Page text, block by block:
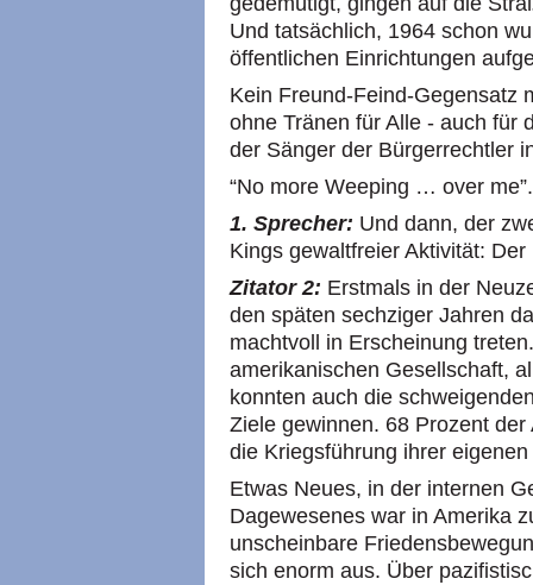
Und tatsächlich, 1964 schon
öffentlichen Einrichtungen
Kein Freund-Feind-Gegensatz
ohne Tränen für Alle - auch für
der Sänger der Bürgerrechtler
“No more Weeping … over me”.
1. Sprecher: Und dann, der
Kings gewaltfreier Aktivität:
Zitator 2: Erstmals in der
den späten sechziger Jahren
machtvoll in Erscheinung
amerikanischen Gesellschaft,
konnten auch die
Ziele gewinnen. 68 Prozent
die Kriegsführung ihrer
Etwas Neues, in der internen
Dagewesenes war in Amerika
unscheinbare
sich enorm aus. Über